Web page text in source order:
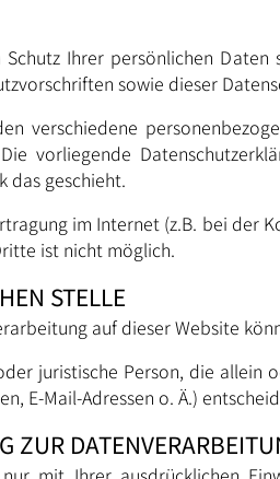
Ihrer persönlichen
sowie dieser
verschiedene
vorliegende
das geschieht.
im Internet (z.B. bei der
ist nicht möglich.
STELLE
auf dieser Website
juristische Person, die
E-Mail-Adressen o. Ä.)
ZUR